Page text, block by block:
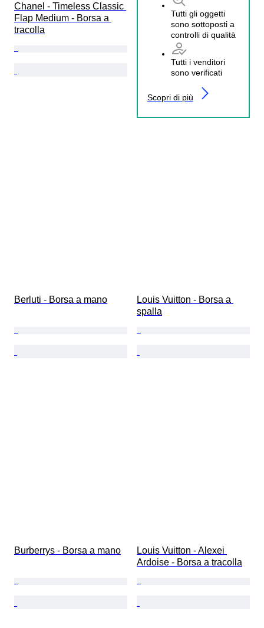
Tutti gli oggetti
sono sottoposti a
controlli di qualità
Tutti i venditori
sono verificati
Scopri di più
Chanel - Timeless Classic
Flap Medium - Borsa a
tracolla
Berluti - Borsa a mano
Louis Vuitton - Borsa a
spalla
Burberrys - Borsa a mano
Louis Vuitton - Alexei
Ardoise - Borsa a tracolla